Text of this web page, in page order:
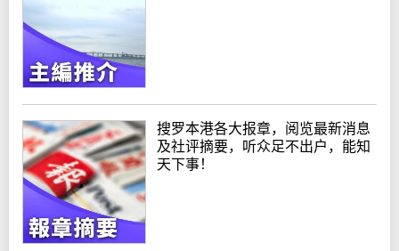
搜罗本港各大报章，阅览最新消息
及社评摘要，听众足不出户，能知
天下事！